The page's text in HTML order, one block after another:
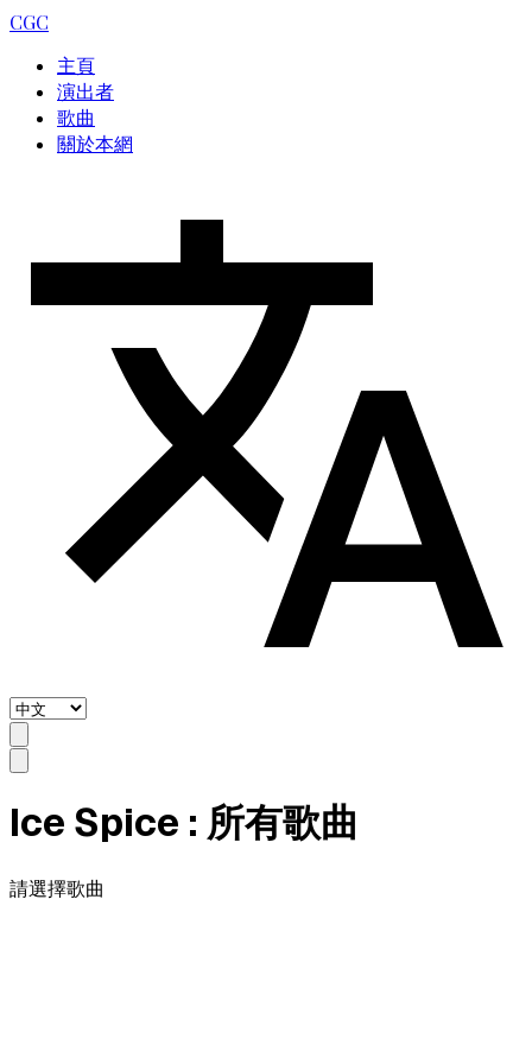
CGC
主頁
演出者
歌曲
關於本網
Ice Spice : 所有歌曲
請選擇歌曲